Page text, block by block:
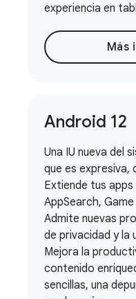
experiencia en
Más
Android 12
Una IU nueva del
que es expresiva,
Extiende tus
AppSearch,
Admite nuevas
de privacidad y la
Mejora la
contenido
sencillas, una